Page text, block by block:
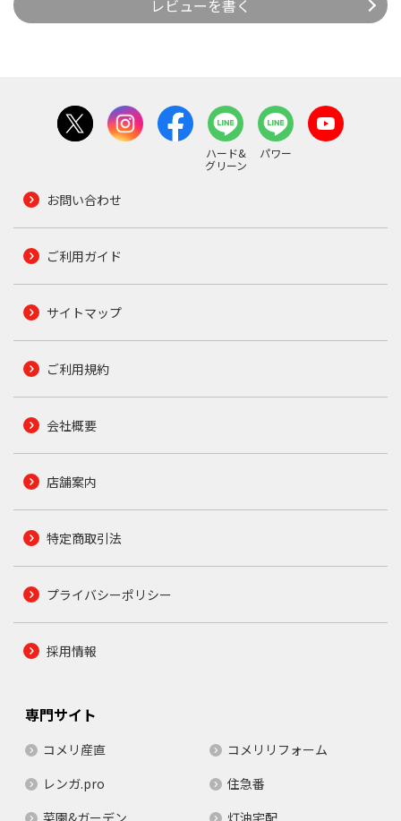
レビューを書く
ハード&
グリーン
パワー
お問い合わせ
ご利用ガイド
サイトマップ
ご利用規約
会社概要
店舗案内
特定商取引法
プライバシーポリシー
採用情報
専門サイト
コメリ産直
コメリリフォーム
レンガ.pro
住急番